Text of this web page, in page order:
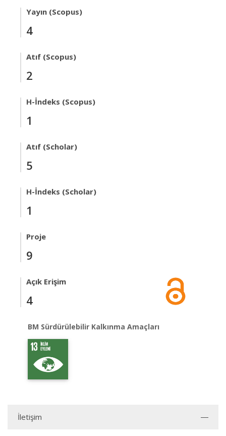
Yayın (Scopus)
4
Atıf (Scopus)
2
H-İndeks (Scopus)
1
Atıf (Scholar)
5
H-İndeks (Scholar)
1
Proje
9
Açık Erişim
4
BM Sürdürülebilir Kalkınma Amaçları
İletişim